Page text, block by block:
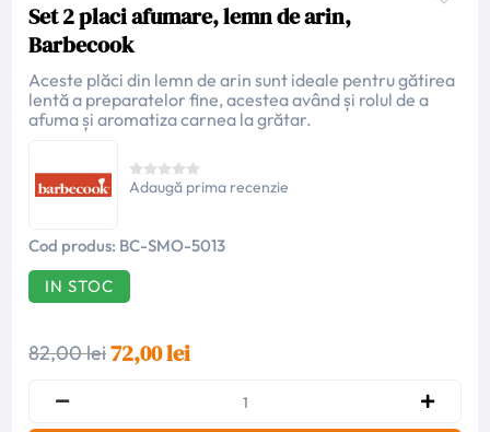
Set 2 placi afumare, lemn de arin,
Barbecook
Aceste plăci din lemn de arin sunt ideale pentru gătirea
lentă a preparatelor fine, acestea având și rolul de a
afuma și aromatiza carnea la grătar.
Adaugă prima recenzie
Cod produs: BC-SMO-5013
IN STOC
82,00 lei72,00 lei